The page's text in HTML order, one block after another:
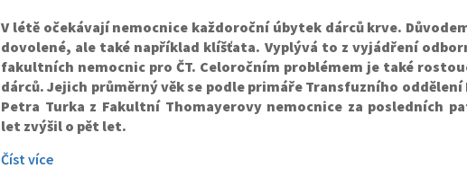
V létě očekávají nemocnice každoroční úbytek dárců krve.
dovolené, ale také například klíšťata. Vyplývá to z vyjádření
fakultních nemocnic pro ČT. Celoročním problémem je také
dárců. Jejich průměrný věk se podle primáře Transfuzního oddělení
Petra Turka z Fakultní Thomayerovy nemocnice za posledních
let zvýšil o pět let.
Číst více